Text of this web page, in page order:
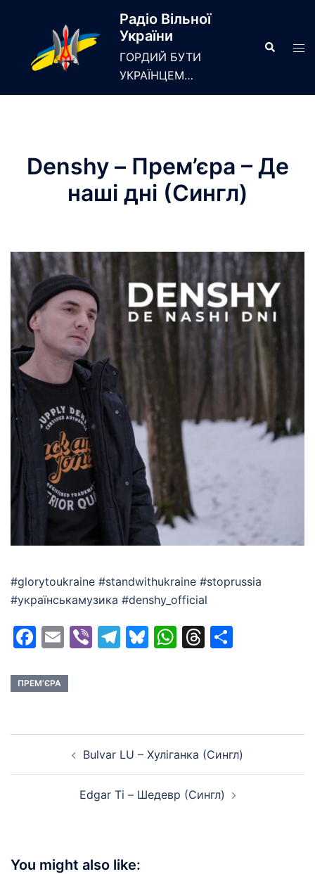
Радіо Вільної
України
ГОРДИЙ БУТИ
УКРАЇНЦЕМ…
Search
Denshy – Прем’єра – Де
наші дні (Сингл)
#glorytoukraine #standwithukraine #stoprussia
#українськамузика #denshy_official
Facebook
EmailViberTelegram
Bluesky
WhatsApp
Threads
ПРЕМ’ЄРА
navigationBulvar LU – Хуліганка (Сингл)
Edgar Ti – Шедевр (Сингл)
You might also like: